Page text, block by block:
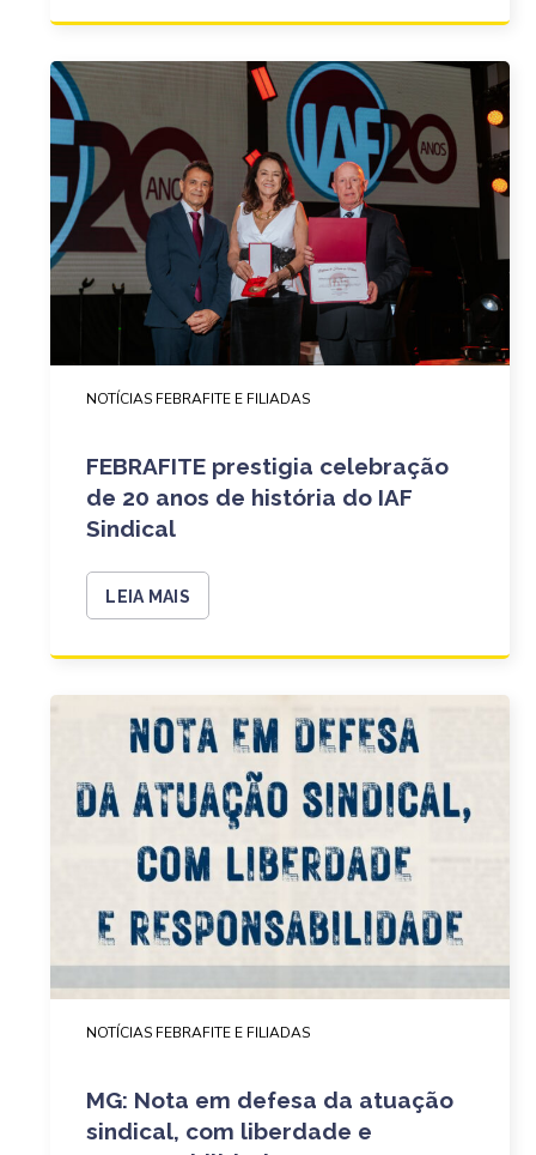
NOTÍCIAS FEBRAFITE E FILIADAS
FEBRAFITE prestigia celebração
de 20 anos de história do IAF
Sindical
LEIA MAIS
NOTÍCIAS FEBRAFITE E FILIADAS
MG: Nota em defesa da atuação
sindical, com liberdade e